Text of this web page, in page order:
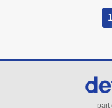
1
part